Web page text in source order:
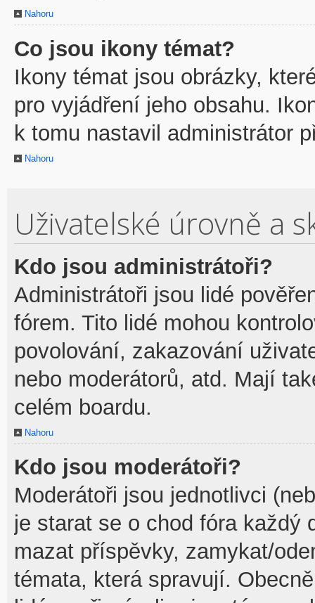
Nahoru
Co jsou ikony témat?
Ikony témat jsou obrázky,
pro vyjádření jeho obsahu.
k tomu nastavil administrátor
Nahoru
Uživatelské úrovně a
Kdo jsou administrátoři?
Administrátoři jsou lidé
fórem. Tito lidé mohou
povolování, zakazování
nebo moderátorů, atd. Mají
celém boardu.
Nahoru
Kdo jsou moderátoři?
Moderátoři jsou jednotlivci
je starat se o chod fóra každý
mazat příspěvky, zamykat/
témata, která spravují.